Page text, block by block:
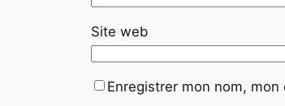
Site web
Enregistrer mon nom,